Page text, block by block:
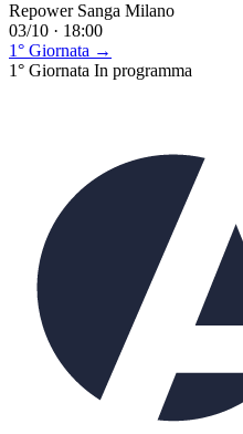
Repower Sanga Milano
03/10 · 18:00
1° Giornata →
1° Giornata In programma